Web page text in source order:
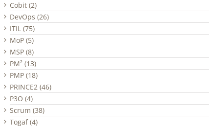
Cobit (2)
DevOps (26)
ITIL (75)
MoP (5)
MSP (8)
PM² (13)
PMP (18)
PRINCE2 (46)
P3O (4)
Scrum (38)
Togaf (4)